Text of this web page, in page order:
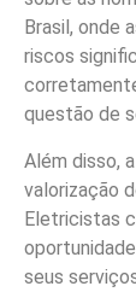
Brasil, onde
riscos
questão de
Além disso,
valorização
Eletricistas
seus